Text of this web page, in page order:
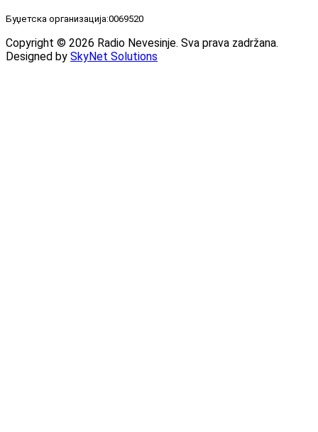
Буџетска организација:0069520
Copyright © 2026 Radio Nevesinje. Sva prava zadržana.
Designed by SkyNet Solutions